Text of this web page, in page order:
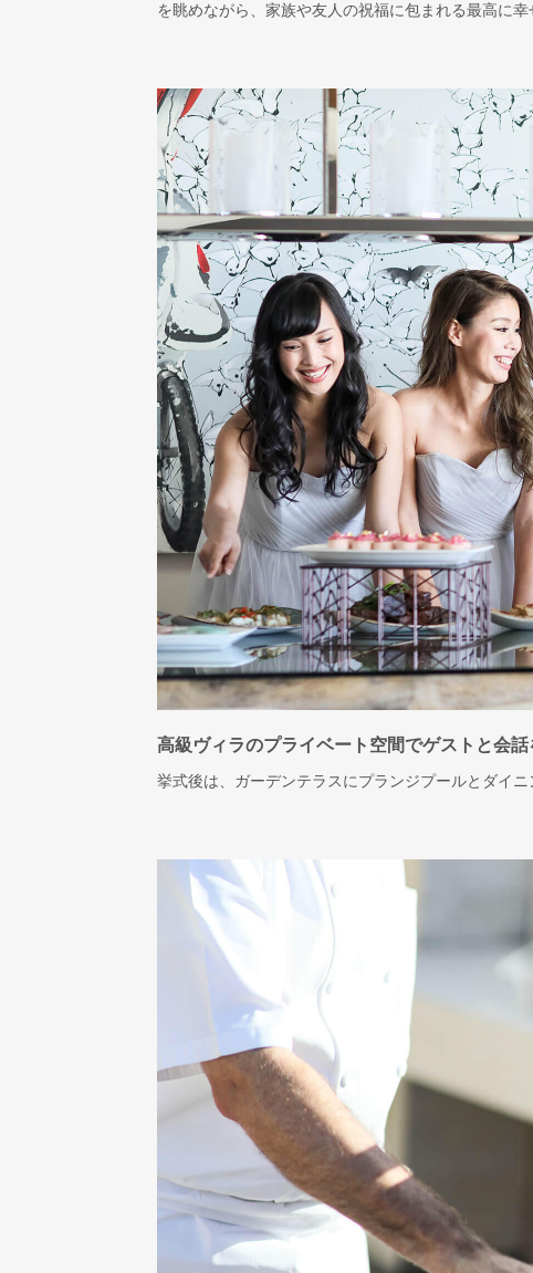
を眺めながら、家族や友人の祝福に包まれる最高に幸
高級ヴィラのプライベート空間でゲストと会
挙式後は、ガーデンテラスにプランジプールとダイ